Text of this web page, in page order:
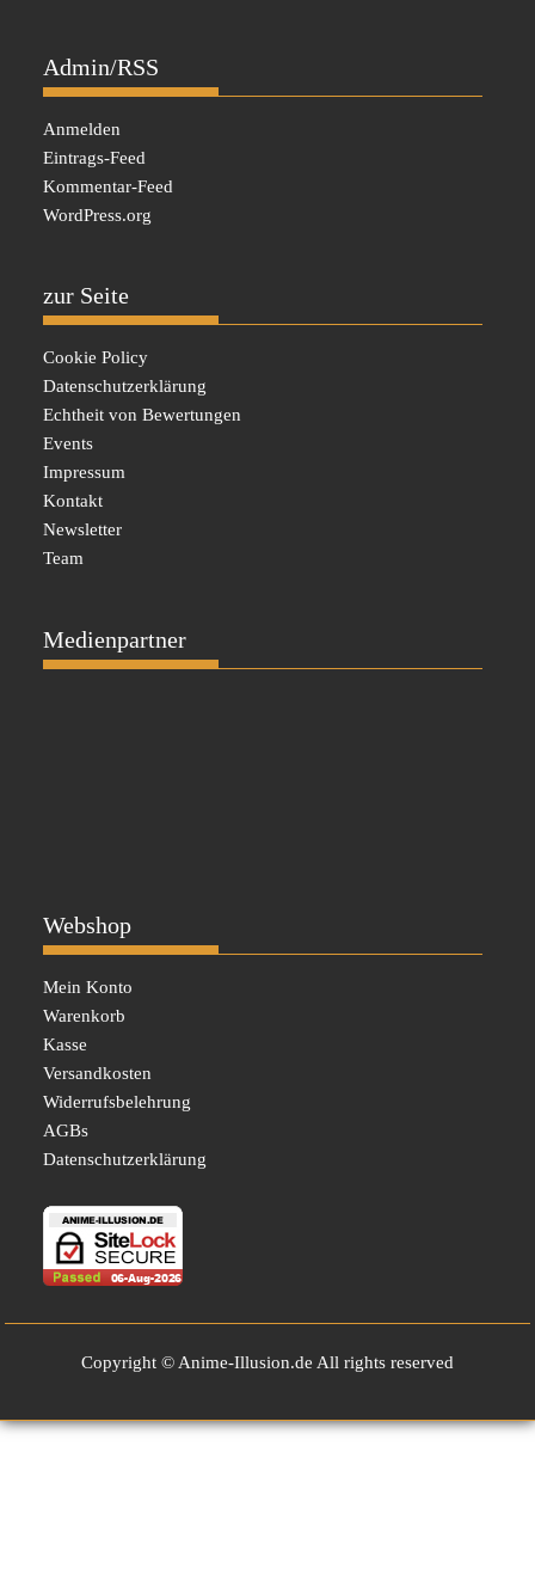
Admin/RSS
Anmelden
Eintrags-Feed
Kommentar-Feed
WordPress.org
zur Seite
Cookie Policy
Datenschutzerklärung
Echtheit von Bewertungen
Events
Impressum
Kontakt
Newsletter
Team
Medienpartner
Webshop
Mein Konto
Warenkorb
Kasse
Versandkosten
Widerrufsbelehrung
AGBs
Datenschutzerklärung
Copyright © Anime-Illusion.de All rights reserved